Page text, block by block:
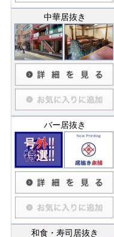
中華居抜き
バー居抜き
和食・寿司居抜き